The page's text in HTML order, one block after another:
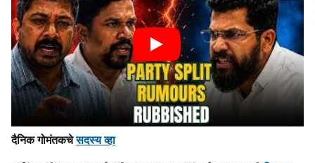
दैनिक गोमंतकचेसदस्य व्हा